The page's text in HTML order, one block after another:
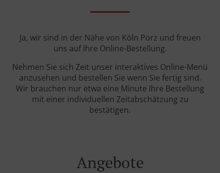
Ja, wir sind in der Nähe von Köln Porz und freuen
uns auf Ihre Online-Bestellung.
Nehmen Sie sich Zeit unser interaktives Online-Menü
anzusehen und bestellen Sie wenn Sie fertig sind.
Wir brauchen nur etwa eine Minute Ihre Bestellung
mit einer individuellen Zeitabschätzung zu
bestätigen.
Angebote